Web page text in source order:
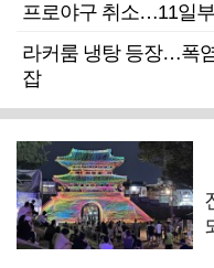
프로야구 취소…11일
라커룸 냉탕 등장…폭
잡